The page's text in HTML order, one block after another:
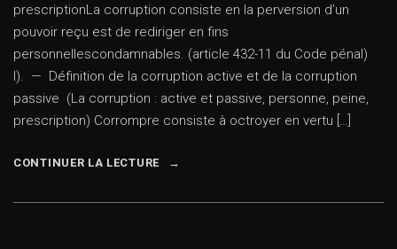
prescriptionLa corruption consiste en la perversion d’un
pouvoir reçu est de rediriger en fins
personnellescondamnables. (article 432-11 du Code pénal)
I). — Définition de la corruption active et de la corruption
passive (La corruption : active et passive, personne, peine,
prescription) Corrompre consiste à octroyer en vertu […]
CONTINUER LA LECTURE